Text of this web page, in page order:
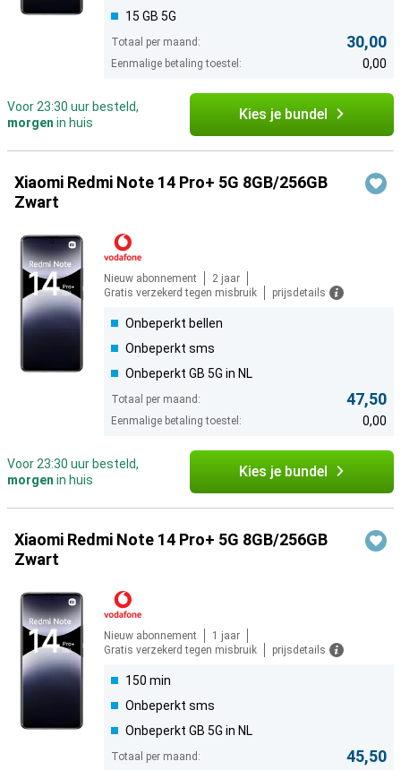
15 GB 5G
Totaal per maand: 30,00
Eenmalige betaling toestel: 0,00
Voor 23:30 uur besteld,
morgen in huis Kies je bundel
Xiaomi Redmi Note 14 Pro+ 5G 8GB/256GB
Zwart
Nieuw abonnement
2 jaar
Gratis verzekerd tegen misbruik
prijsdetails
Onbeperkt bellen
Onbeperkt sms
Onbeperkt GB 5G in NL
Totaal per maand: 47,50
Eenmalige betaling toestel: 0,00
Voor 23:30 uur besteld,
morgen in huis Kies je bundel
Xiaomi Redmi Note 14 Pro+ 5G 8GB/256GB
Zwart
Nieuw abonnement
1 jaar
Gratis verzekerd tegen misbruik
prijsdetails
150 min
Onbeperkt sms
Onbeperkt GB 5G in NL
Totaal per maand: 45,50